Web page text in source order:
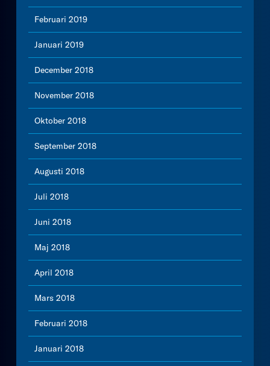
Februari 2019
Januari 2019
December 2018
November 2018
Oktober 2018
September 2018
Augusti 2018
Juli 2018
Juni 2018
Maj 2018
April 2018
Mars 2018
Februari 2018
Januari 2018